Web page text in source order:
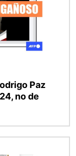
Paz
no de